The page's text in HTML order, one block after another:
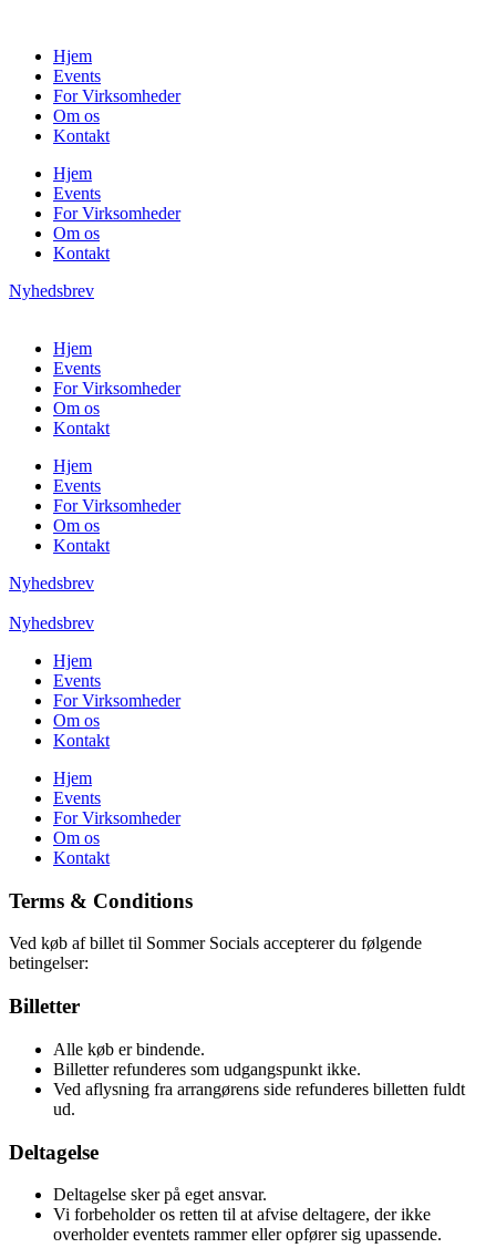
Hjem
Events
For Virksomheder
Om os
Kontakt
Hjem
Events
For Virksomheder
Om os
Kontakt
Nyhedsbrev
Hjem
Events
For Virksomheder
Om os
Kontakt
Hjem
Events
For Virksomheder
Om os
Kontakt
Nyhedsbrev
Nyhedsbrev
Hjem
Events
For Virksomheder
Om os
Kontakt
Hjem
Events
For Virksomheder
Om os
Kontakt
Terms & Conditions
Ved køb af billet til Sommer Socials accepterer du følgende
betingelser:
Billetter
Alle køb er bindende.
Billetter refunderes som udgangspunkt ikke.
Ved aflysning fra arrangørens side refunderes billetten fuldt
ud.
Deltagelse
Deltagelse sker på eget ansvar.
Vi forbeholder os retten til at afvise deltagere, der ikke
overholder eventets rammer eller opfører sig upassende.